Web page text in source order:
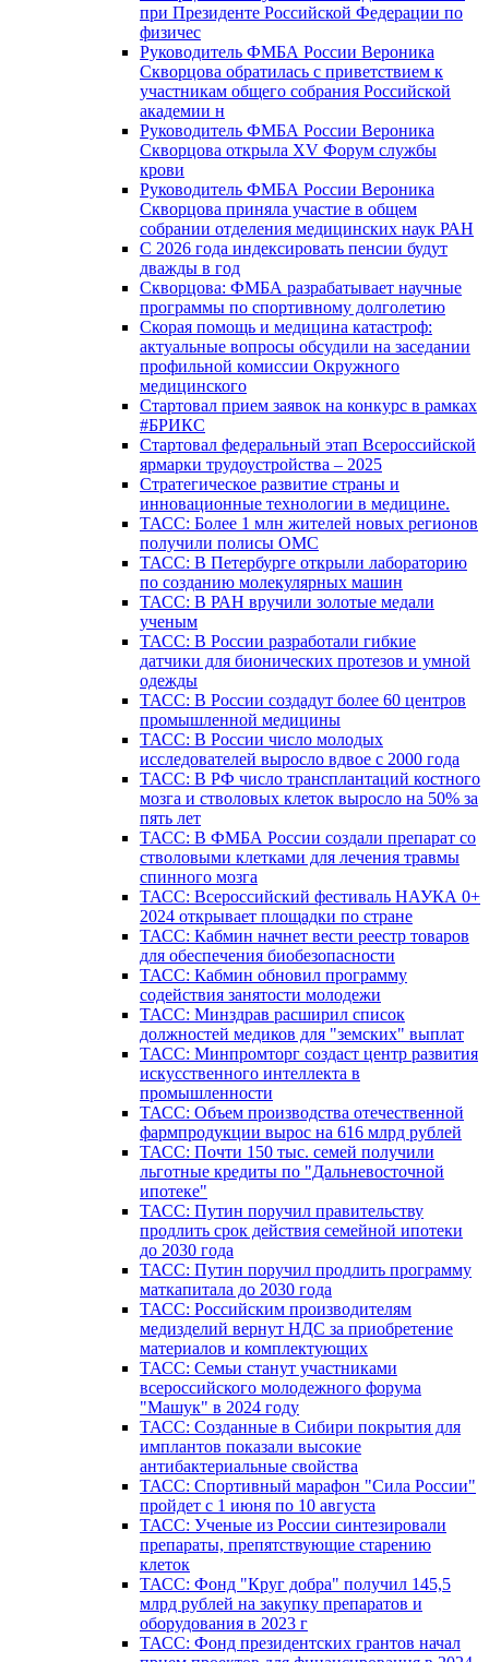
при Президенте Российской Федерации по
физичес
Руководитель ФМБА России Вероника
Скворцова обратилась с приветствием к
участникам общего собрания Российской
академии н
Руководитель ФМБА России Вероника
Скворцова открыла XV Форум службы
крови
Руководитель ФМБА России Вероника
Скворцова приняла участие в общем
собрании отделения медицинских наук РАН
С 2026 года индексировать пенсии будут
дважды в год
Скворцова: ФМБА разрабатывает научные
программы по спортивному долголетию
Скорая помощь и медицина катастроф:
актуальные вопросы обсудили на заседании
профильной комиссии Окружного
медицинского
Стартовал прием заявок на конкурс в рамках
#БРИКС
Стартовал федеральный этап Всероссийской
ярмарки трудоустройства – 2025
Стратегическое развитие страны и
инновационные технологии в медицине.
ТАСС: Более 1 млн жителей новых регионов
получили полисы ОМС
ТАСС: В Петербурге открыли лабораторию
по созданию молекулярных машин
ТАСС: В РАН вручили золотые медали
ученым
ТАСС: В России разработали гибкие
датчики для бионических протезов и умной
одежды
ТАСС: В России создадут более 60 центров
промышленной медицины
ТАСС: В России число молодых
исследователей выросло вдвое с 2000 года
ТАСС: В РФ число трансплантаций костного
мозга и стволовых клеток выросло на 50% за
пять лет
ТАСС: В ФМБА России создали препарат со
стволовыми клетками для лечения травмы
спинного мозга
ТАСС: Всероссийский фестиваль НАУКА 0+
2024 открывает площадки по стране
ТАСС: Кабмин начнет вести реестр товаров
для обеспечения биобезопасности
ТАСС: Кабмин обновил программу
содействия занятости молодежи
ТАСС: Минздрав расширил список
должностей медиков для "земских" выплат
ТАСС: Минпромторг создаст центр развития
искусственного интеллекта в
промышленности
ТАСС: Объем производства отечественной
фармпродукции вырос на 616 млрд рублей
ТАСС: Почти 150 тыс. семей получили
льготные кредиты по "Дальневосточной
ипотеке"
ТАСС: Путин поручил правительству
продлить срок действия семейной ипотеки
до 2030 года
ТАСС: Путин поручил продлить программу
маткапитала до 2030 года
ТАСС: Российским производителям
медизделий вернут НДС за приобретение
материалов и комплектующих
ТАСС: Семьи станут участниками
всероссийского молодежного форума
"Машук" в 2024 году
ТАСС: Созданные в Сибири покрытия для
имплантов показали высокие
антибактериальные свойства
ТАСС: Спортивный марафон "Сила России"
пройдет с 1 июня по 10 августа
ТАСС: Ученые из России синтезировали
препараты, препятствующие старению
клеток
ТАСС: Фонд "Круг добра" получил 145,5
млрд рублей на закупку препаратов и
оборудования в 2023 г
ТАСС: Фонд президентских грантов начал